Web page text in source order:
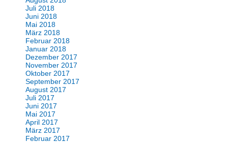
Juli 2018
Juni 2018
Mai 2018
März 2018
Februar 2018
Januar 2018
Dezember 2017
November 2017
Oktober 2017
September 2017
August 2017
Juli 2017
Juni 2017
Mai 2017
April 2017
März 2017
Februar 2017